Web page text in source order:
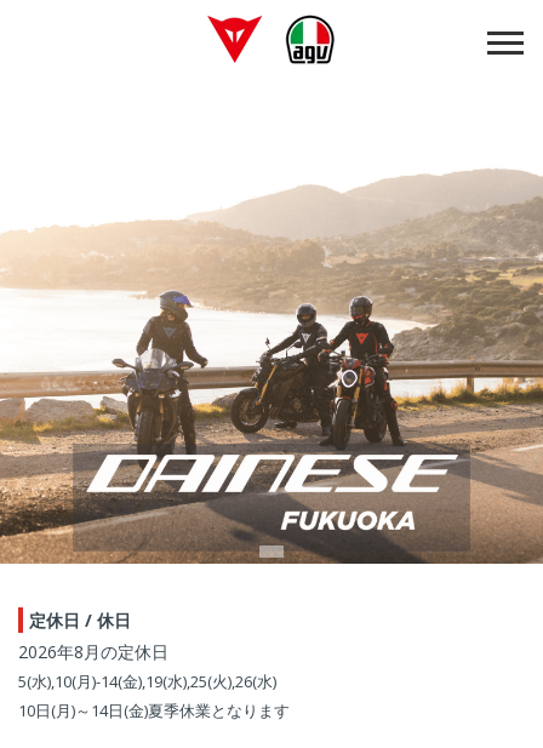
定休日 / 休日
2026年8月の定休日
5(水),10(月)-14(金),19(水),25(火),26(水)
10日(月)～14日(金)夏季休業となります